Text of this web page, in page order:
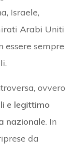
Israele,
Arabi Uniti
essere sempre
ovvero
e legittimo
nazionale. In
da